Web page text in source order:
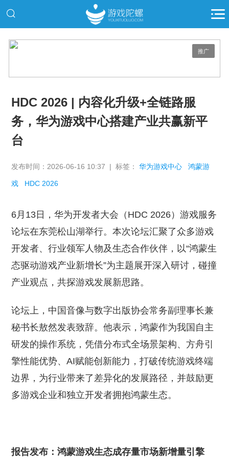
推广
HDC 2026 | 内容化升级+全链路服
务，华为游戏中心搭建产业共赢新平
台
发布时间：2026-06-16 10:37 | 标签：华为游戏中心 鸿蒙游
戏 HDC 2026
6月13日，华为开发者大会（HDC 2026）游戏服务
论坛在东莞松山湖举行。本次论坛汇聚了众多游戏
开发者、行业领军人物及生态合作伙伴，以“鸿蒙生
态驱动游戏产业新增长”为主题展开深入研讨，碰撞
产业观点，共探游戏发展新思路。
论坛上，中国音像与数字出版协会常务副理事长兼
秘书长敖然发表致辞。他表示，鸿蒙作为我国自主
研发的操作系统，凭借分布式全场景架构、方舟引
擎性能优势、AI赋能创新能力，打破传统游戏终端
边界，为行业带来了差异化的发展路径，并鼓励更
多游戏企业和独立开发者拥抱鸿蒙生态。
报告发布：鸿蒙游戏生态成存量市场新增量引擎